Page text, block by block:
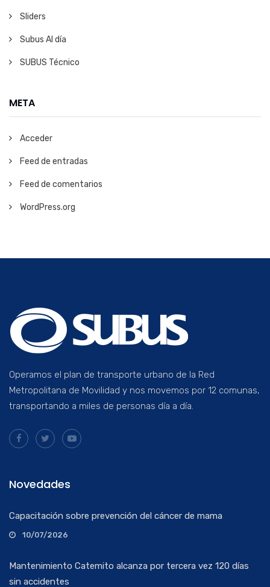
Sliders
Subus Al día
SUBUS Técnico
META
Acceder
Feed de entradas
Feed de comentarios
WordPress.org
Operamos el plan de transporte urbano de la Red
Metropolitana de Movilidad y nos movemos por 12 comunas,
transportando a miles de personas día a día.
Novedades
Capacitación sobre prevención del cáncer de mama
10/07/2026
Mantenimiento Catemito alcanza por tercera vez 120 días
sin accidentes